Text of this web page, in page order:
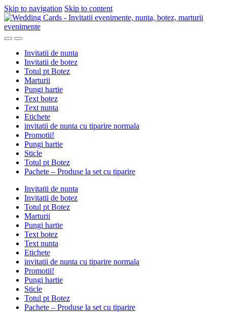
Skip to navigation Skip to content
Invitatii de nunta
Invitatii de botez
Totul pt Botez
Marturii
Pungi hartie
Text botez
Text nunta
Etichete
invitatii de nunta cu tiparire normala
Promotii!
Pungi hartie
Sticle
Totul pt Botez
Pachete – Produse la set cu tiparire
Invitatii de nunta
Invitatii de botez
Totul pt Botez
Marturii
Pungi hartie
Text botez
Text nunta
Etichete
invitatii de nunta cu tiparire normala
Promotii!
Pungi hartie
Sticle
Totul pt Botez
Pachete – Produse la set cu tiparire